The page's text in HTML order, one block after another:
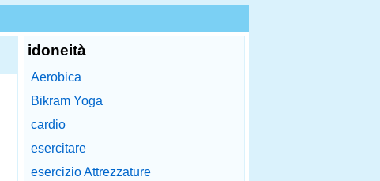
idoneità
Aerobica
Bikram Yoga
cardio
esercitare
esercizio Attrezzature